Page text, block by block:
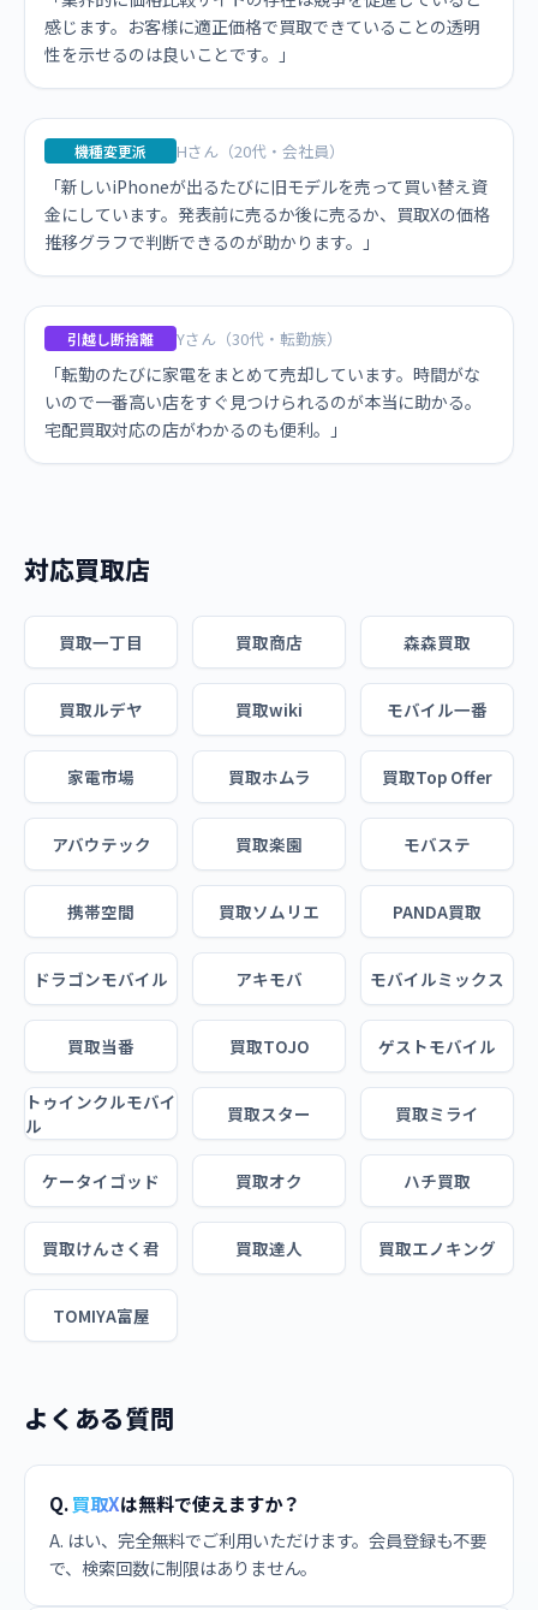
感じます。お客様に適正価格で買取できていることの透明
性を示せるのは良いことです。」
機種変更派 Hさん（20代・会社員）
「新しいiPhoneが出るたびに旧モデルを売って買い替え資
金にしています。発表前に売るか後に売るか、買取Xの価格
推移グラフで判断できるのが助かります。」
引越し断捨離 Yさん（30代・転勤族）
「転勤のたびに家電をまとめて売却しています。時間がな
いので一番高い店をすぐ見つけられるのが本当に助かる。
宅配買取対応の店がわかるのも便利。」
対応買取店
買取一丁目 買取商店 森森買取
買取ルデヤ 買取wiki モバイル一番
家電市場 買取ホムラ 買取Top Offer
アバウテック 買取楽園 モバステ
携帯空間 買取ソムリエ PANDA買取
ドラゴンモバイル アキモバ モバイルミックス
買取当番 買取TOJO ゲストモバイル
トゥインクルモバイ
ル
買取スター 買取ミライ
ケータイゴッド 買取オク ハチ買取
買取けんさく君 買取達人 買取エノキング
TOMIYA富屋
よくある質問
Q.買取Xは無料で使えますか？
A. はい、完全無料でご利用いただけます。会員登録も不要
で、検索回数に制限はありません。